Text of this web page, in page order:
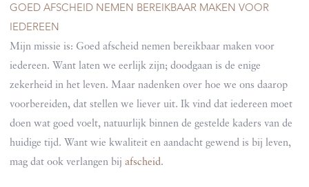
GOED AFSCHEID NEMEN BEREIKBAAR MAKEN VOOR
IEDEREEN
Mijn missie is: Goed afscheid nemen bereikbaar maken voor
iedereen. Want laten we eerlijk zijn; doodgaan is de enige
zekerheid in het leven. Maar nadenken over hoe we ons daarop
voorbereiden, dat stellen we liever uit. Ik vind dat iedereen moet
doen wat goed voelt, natuurlijk binnen de gestelde kaders van de
huidige tijd. Want wie kwaliteit en aandacht gewend is bij leven,
mag dat ook verlangen bijafscheid.